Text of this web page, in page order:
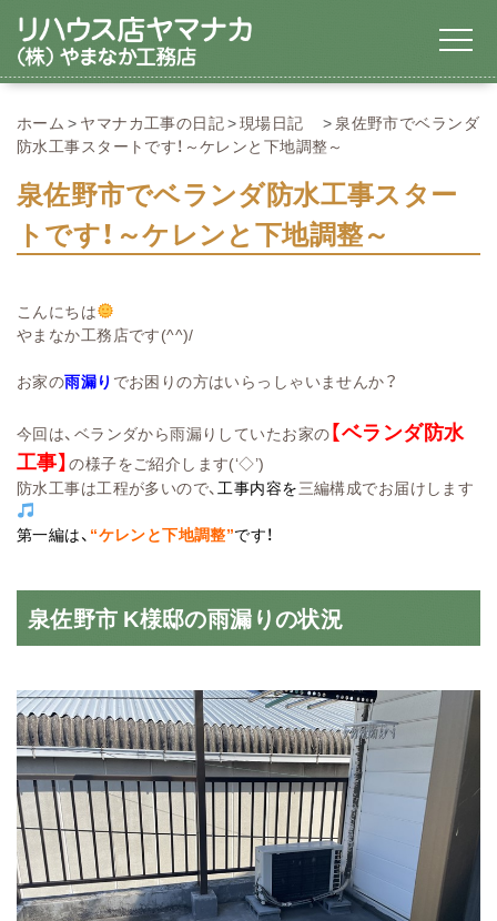
ホーム ヤマナカ工事の日記 現場日記
泉佐野市でベランダ
防水工事スタートです！～ケレンと下地調整～
泉佐野市でベランダ防水工事スター
トです！～ケレンと下地調整～
こんにちは
やまなか工務店です(^^)/
お家の雨漏り でお困りの方はいらっしゃいませんか？
今回は、ベランダから雨漏りしていたお家の【ベランダ防水
工事】の様子をご紹介します(‘◇’)ゞ
防水工事は工程が多いので、工事内容を三編構成でお届けします
第一編は、 “ケレンと下地調整”です！
泉佐野市 K様邸の雨漏りの状況